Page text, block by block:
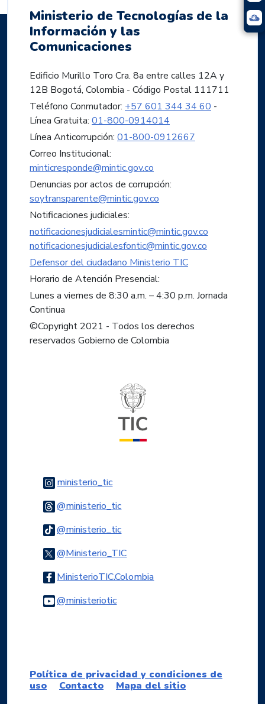
Ministerio de Tecnologías de la
Información y las
Comunicaciones
Edificio Murillo Toro Cra. 8a entre calles 12A y
12B Bogotá, Colombia - Código Postal 111711
Teléfono Conmutador: +57 601 344 34 60 -
Línea Gratuita: 01-800-0914014
Línea Anticorrupción: 01-800-0912667
Correo Institucional:
minticresponde@mintic.gov.co
Denuncias por actos de corrupción:
soytransparente@mintic.gov.co
Notificaciones judiciales:
notificacionesjudicialesmintic@mintic.gov.co
notificacionesjudicialesfontic@mintic.gov.co
Defensor del ciudadano Ministerio TIC
Horario de Atención Presencial:
Lunes a viernes de 8:30 a.m. – 4:30 p.m. Jornada
Continua
©Copyright 2021 - Todos los derechos
reservados Gobierno de Colombia
ministerio_ticLogo Instagram
@ministerio_ticLogo Threads
@ministerio_ticLogo Tiktok
@Ministerio_TICLogo Twitter
MinisterioTIC.ColombiaLogo Facebook
@ministerioticLogo Youtube
Política de privacidad y condiciones de
uso
Contacto Mapa del sitio